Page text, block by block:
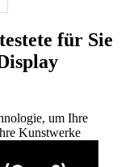
für Sie
um Ihre
Kunstwerke